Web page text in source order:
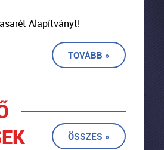
Alapítványt!
TOVÁBB »
ÖSSZES »